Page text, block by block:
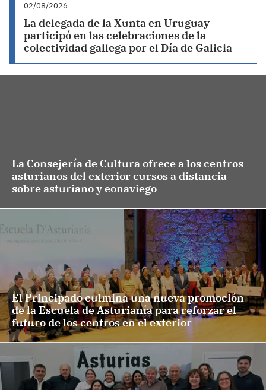
02/08/2026
La delegada de la Xunta en Uruguay
participó en las celebraciones de la
colectividad gallega por el Día de Galicia
La Consejería de Cultura ofrece a los centros
asturianos del exterior cursos a distancia
sobre asturiano y eonaviego
El Principado culmina una nueva promoción
de la Escuela de Asturianía para reforzar el
futuro de los centros en el exterior